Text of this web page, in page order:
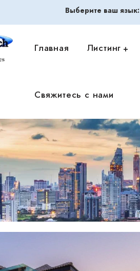
Выберите ваш язык:
Главная Листинг
Свяжитесь с нами